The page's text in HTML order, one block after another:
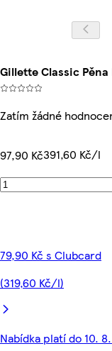
Gillette Classic
Zatím žádné
97,90 Kč391,60 Kč/l
79,90 Kč s Clubcard
(319,60 Kč/l)
Nabídka platí do 10.